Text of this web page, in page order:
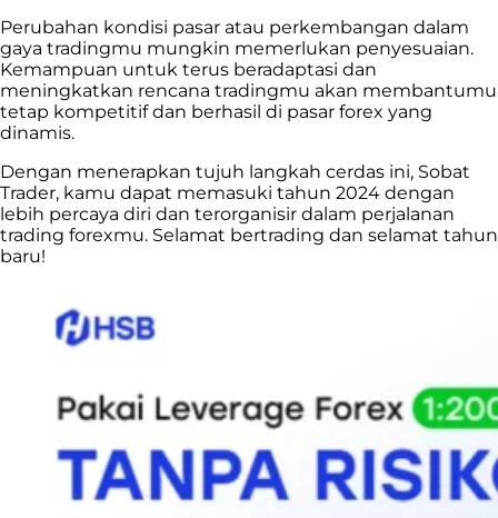
Perubahan kondisi pasar atau perkembangan dalam
gaya tradingmu mungkin memerlukan penyesuaian.
Kemampuan untuk terus beradaptasi dan
meningkatkan rencana tradingmu akan membantumu
tetap kompetitif dan berhasil di pasar forex yang
dinamis.
Dengan menerapkan tujuh langkah cerdas ini, Sobat
Trader, kamu dapat memasuki tahun 2024 dengan
lebih percaya diri dan terorganisir dalam perjalanan
trading forexmu. Selamat bertrading dan selamat tahun
baru!